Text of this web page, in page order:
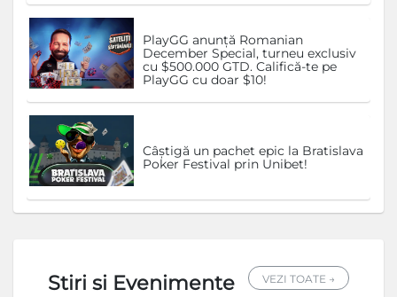
PlayGG anunță Romanian
December Special, turneu exclusiv
cu $500.000 GTD. Califică-te pe
PlayGG cu doar $10!
Câștigă un pachet epic la Bratislava
Poker Festival prin Unibet!
Stiri si Evenimente VEZI TOATE →